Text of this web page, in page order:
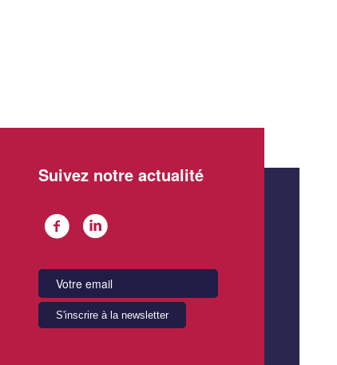
Suivez notre actualité